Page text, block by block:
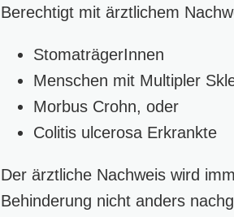
Berechtigt mit ärztlichem
StomaträgerInnen
Menschen mit Multipler
Morbus Crohn, oder
Colitis ulcerosa Erkrankte
Der ärztliche Nachweis wird
Behinderung nicht anders